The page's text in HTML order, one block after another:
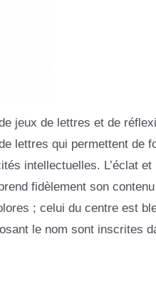
jeux de lettres et de
lettres qui permettent de
intellectuelles. L’éclat et
fidèlement son
; celui du centre est
le nom sont inscrites